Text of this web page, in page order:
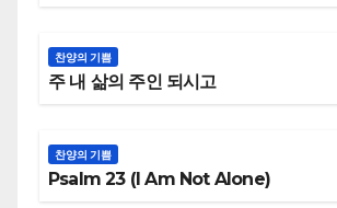
찬양의 기쁨
주 내 삶의 주인 되시고
찬양의 기쁨
Psalm 23 (I Am Not Alone)